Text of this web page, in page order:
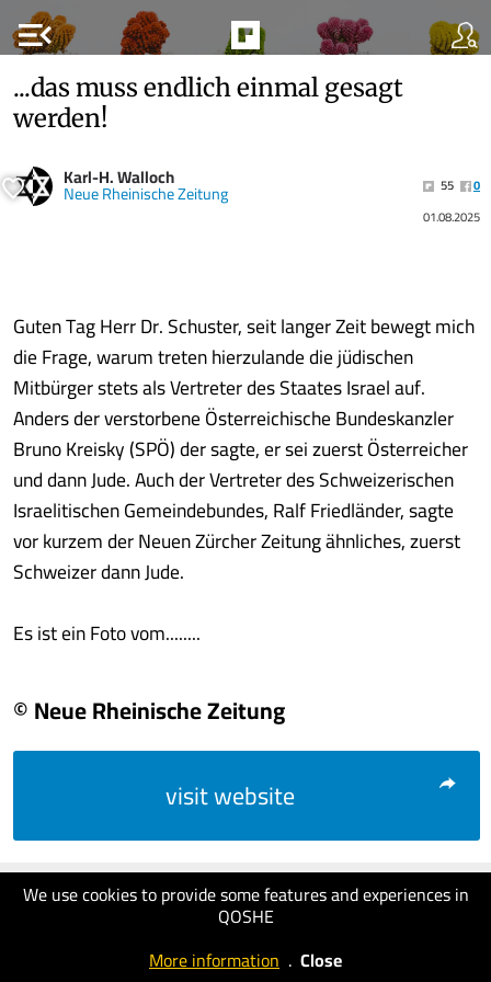
menu_open
We use cookies to provide some features and experiences in
QOSHE
More information . Close
...das muss endlich einmal gesagt
werden!
Karl-H. Walloch
Neue Rheinische Zeitung 55
0
01.08.2025
Guten Tag Herr Dr. Schuster, seit langer Zeit bewegt mich
die Frage, warum treten hierzulande die jüdischen
Mitbürger stets als Vertreter des Staates Israel auf.
Anders der verstorbene Österreichische Bundeskanzler
Bruno Kreisky (SPÖ) der sagte, er sei zuerst Österreicher
und dann Jude. Auch der Vertreter des Schweizerischen
Israelitischen Gemeindebundes, Ralf Friedländer, sagte
vor kurzem der Neuen Zürcher Zeitung ähnliches, zuerst
Schweizer dann Jude.
Es ist ein Foto vom........
© Neue Rheinische Zeitung
visit website